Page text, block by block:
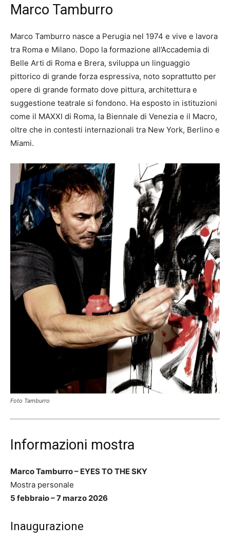
Marco Tamburro
Marco Tamburro nasce a Perugia nel 1974 e vive e lavora
tra Roma e Milano. Dopo la formazione all’Accademia di
Belle Arti di Roma e Brera, sviluppa un linguaggio
pittorico di grande forza espressiva, noto soprattutto per
opere di grande formato dove pittura, architettura e
suggestione teatrale si fondono. Ha esposto in istituzioni
come il MAXXI di Roma, la Biennale di Venezia e il Macro,
oltre che in contesti internazionali tra New York, Berlino e
Miami.
Foto Tamburro
Informazioni mostra
Marco Tamburro – EYES TO THE SKY
Mostra personale
5 febbraio – 7 marzo 2026
Inaugurazione